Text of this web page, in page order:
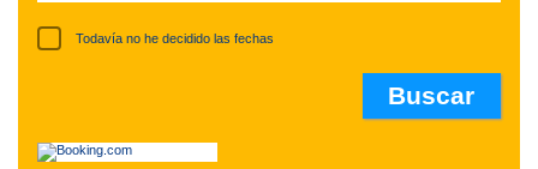
Todavía no he decidido las fechas